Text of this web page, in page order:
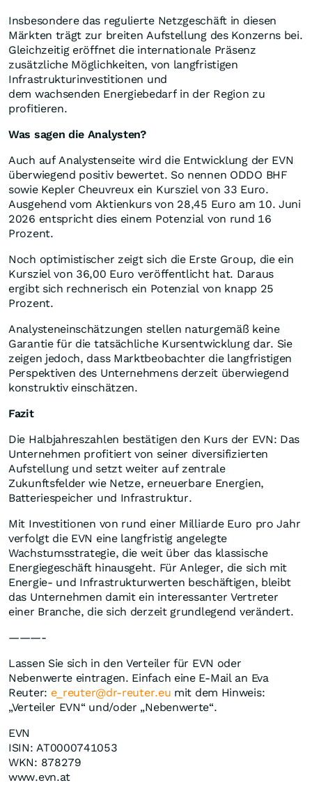
Insbesondere das regulierte Netzgeschäft in diesen
Märkten trägt zur breiten Aufstellung des Konzerns bei.
Gleichzeitig eröffnet die internationale Präsenz
zusätzliche Möglichkeiten, von langfristigen
Infrastrukturinvestitionen und
dem wachsenden Energiebedarf in der Region zu
profitieren.
Was sagen die Analysten?
Auch auf Analystenseite wird die Entwicklung der EVN
überwiegend positiv bewertet. So nennen ODDO BHF
sowie Kepler Cheuvreux ein Kursziel von 33 Euro.
Ausgehend vom Aktienkurs von 28,45 Euro am 10. Juni
2026 entspricht dies einem Potenzial von rund 16
Prozent.
Noch optimistischer zeigt sich die Erste Group, die ein
Kursziel von 36,00 Euro veröffentlicht hat. Daraus
ergibt sich rechnerisch ein Potenzial von knapp 25
Prozent.
Analysteneinschätzungen stellen naturgemäß keine
Garantie für die tatsächliche Kursentwicklung dar. Sie
zeigen jedoch, dass Marktbeobachter die langfristigen
Perspektiven des Unternehmens derzeit überwiegend
konstruktiv einschätzen.
Fazit
Die Halbjahreszahlen bestätigen den Kurs der EVN: Das
Unternehmen profitiert von seiner diversifizierten
Aufstellung und setzt weiter auf zentrale
Zukunftsfelder wie Netze, erneuerbare Energien,
Batteriespeicher und Infrastruktur.
Mit Investitionen von rund einer Milliarde Euro pro Jahr
verfolgt die EVN eine langfristig angelegte
Wachstumsstrategie, die weit über das klassische
Energiegeschäft hinausgeht. Für Anleger, die sich mit
Energie- und Infrastrukturwerten beschäftigen, bleibt
das Unternehmen damit ein interessanter Vertreter
einer Branche, die sich derzeit grundlegend verändert.
———-
Lassen Sie sich in den Verteiler für EVN oder
Nebenwerte eintragen. Einfach eine E-Mail an Eva
Reuter: e_reuter@dr-reuter.eu mit dem Hinweis:
„Verteiler EVN“ und/oder „Nebenwerte“.
EVN
ISIN: AT0000741053
WKN: 878279
www.evn.at